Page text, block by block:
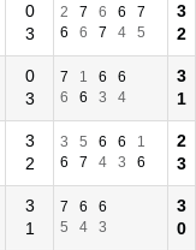
0
3
2 7 6 6
7
6
6 7 4 5
3
2
0
3
7 1 6
6
6
6 3 4
3
1
3
2
3 5 6 6
1
6
7 4 3 6
2
3
3
1
7 6
6
5
4 3
3
0